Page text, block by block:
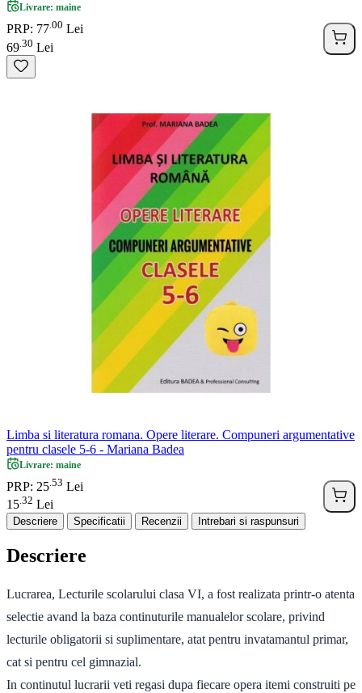
Livrare: maine
PRP: 77 00 Lei
69 30 Lei
Limba si literatura romana. Opere literare. Compuneri argumentative
pentru clasele 5-6 - Mariana Badea
Livrare: maine
PRP: 25 53 Lei
15 32 Lei
Descriere Specificatii Recenzii Intrebari si raspunsuri
Descriere
Lucrarea, Lecturile scolarului clasa VI, a fost realizata printr-o atenta
selectie avand la baza continuturile manualelor scolare, privind
lecturile obligatorii si suplimentare, atat pentru invatamantul primar,
cat si pentru cel gimnazial.
In continutul lucrarii veti regasi dupa fiecare opera itemi construiti pe